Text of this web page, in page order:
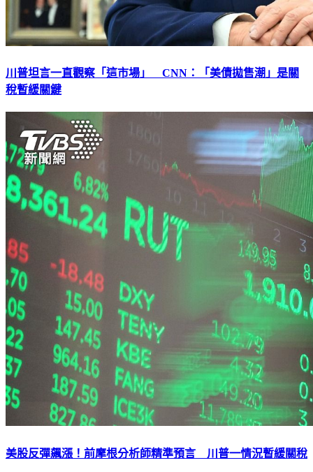
川普坦言一直觀察「這市場」 CNN：「美債拋售潮」是關
稅暫緩關鍵
美股反彈飆漲！前摩根分析師精準預言 川普一情況暫緩關稅